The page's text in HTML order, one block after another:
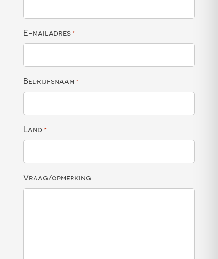
E-mailadres *
Bedrijfsnaam *
Land *
Vraag/opmerking